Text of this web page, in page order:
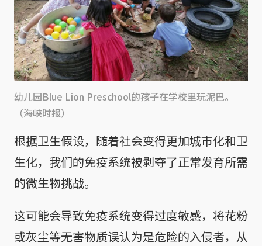
幼儿园Blue Lion Preschool的孩子在学校里玩泥巴。
（海峡时报）
根据卫生假设，随着社会变得更加城市化和卫
生化，我们的免疫系统被剥夺了正常发育所需
的微生物挑战。
这可能会导致免疫系统变得过度敏感，将花粉
或灰尘等无害物质误认为是危险的入侵者，从